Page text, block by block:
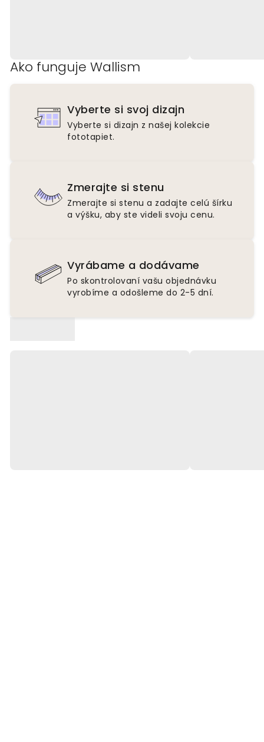
Ako funguje Wallism
Vyberte si svoj dizajn
Vyberte si dizajn z našej kolekcie
fototapiet.
Zmerajte si stenu
Zmerajte si stenu a zadajte celú šírku
a výšku, aby ste videli svoju cenu.
Vyrábame a dodávame
Po skontrolovaní vašu objednávku
vyrobíme a odošleme do 2-5 dní.